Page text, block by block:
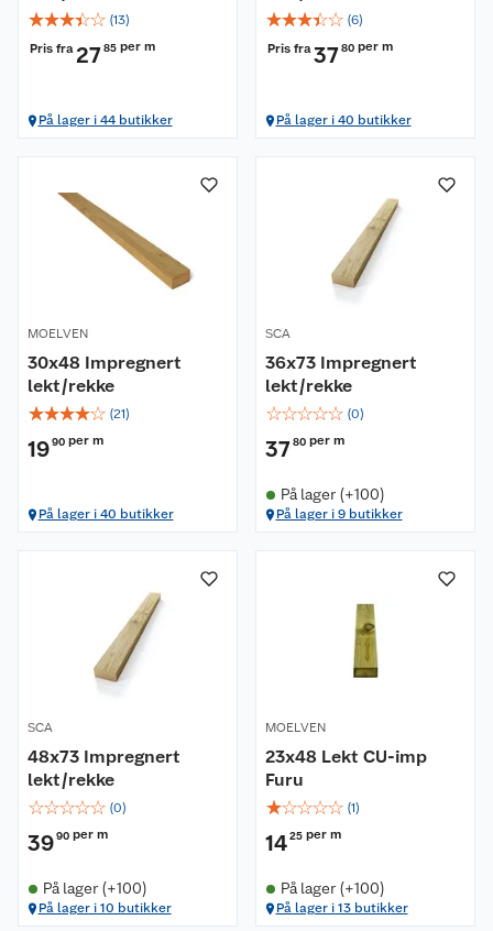
☆☆☆☆☆ (13)
Pris fra2785 per m
På lager i 44 butikker
☆☆☆☆☆ (6)
Pris fra3780 per m
På lager i 40 butikker
MOELVEN
30x48 Impregnert
lekt/rekke
☆☆☆☆☆ (21)
1990 per m
På lager i 40 butikker
SCA
36x73 Impregnert
lekt/rekke
☆☆☆☆☆ (0)
3780 per m
På lager (+100)
På lager i 9 butikker
SCA
48x73 Impregnert
lekt/rekke
☆☆☆☆☆ (0)
3990 per m
På lager (+100)
På lager i 10 butikker
MOELVEN
23x48 Lekt CU-imp
Furu
☆☆☆☆☆ (1)
1425 per m
På lager (+100)
På lager i 13 butikker